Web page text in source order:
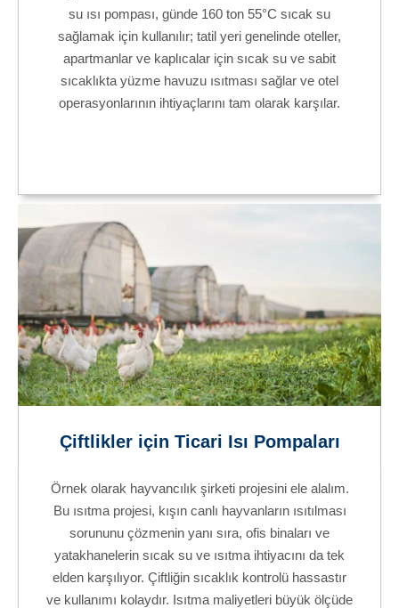
su ısı pompası, günde 160 ton 55°C sıcak su
sağlamak için kullanılır; tatil yeri genelinde oteller,
apartmanlar ve kaplıcalar için sıcak su ve sabit
sıcaklıkta yüzme havuzu ısıtması sağlar ve otel
operasyonlarının ihtiyaçlarını tam olarak karşılar.
Çiftlikler için Ticari Isı Pompaları
Örnek olarak hayvancılık şirketi projesini ele alalım.
Bu ısıtma projesi, kışın canlı hayvanların ısıtılması
sorununu çözmenin yanı sıra, ofis binaları ve
yatakhanelerin sıcak su ve ısıtma ihtiyacını da tek
elden karşılıyor. Çiftliğin sıcaklık kontrolü hassastır
ve kullanımı kolaydır. Isıtma maliyetleri büyük ölçüde